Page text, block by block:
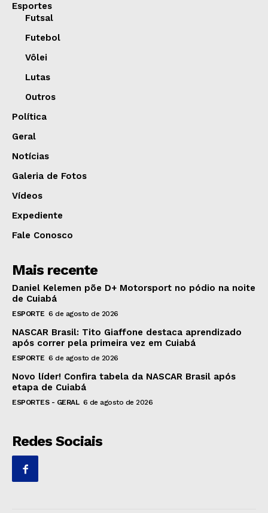
Esportes
Futsal
Futebol
Vôlei
Lutas
Outros
Política
Geral
Notícias
Galeria de Fotos
Vídeos
Expediente
Fale Conosco
Mais recente
Daniel Kelemen põe D+ Motorsport no pódio na noite
de Cuiabá
ESPORTE 6 de agosto de 2026
NASCAR Brasil: Tito Giaffone destaca aprendizado
após correr pela primeira vez em Cuiabá
ESPORTE 6 de agosto de 2026
Novo líder! Confira tabela da NASCAR Brasil após
etapa de Cuiabá
ESPORTES - GERAL 6 de agosto de 2026
Redes Sociais